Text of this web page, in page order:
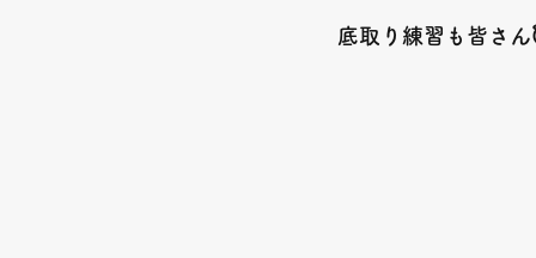
底取り練習も皆さ